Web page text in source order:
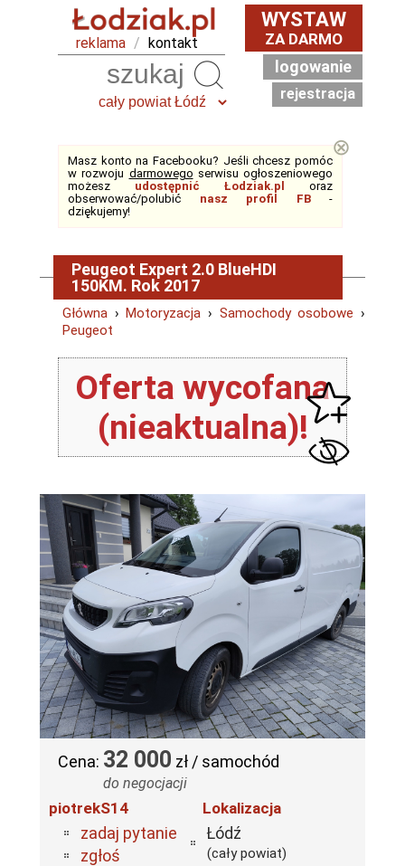
reklama / kontakt
WYSTAW
ZA DARMO
logowanie
rejestracja
Masz konto na Facebooku? Jeśli chcesz pomóc
w rozwoju darmowego serwisu ogłoszeniowego
możesz udostępnić Łodziak.pl
oraz
obserwować/polubić nasz profil FB-
dziękujemy!
⊗
Peugeot Expert 2.0 BlueHDI
150KM. Rok 2017
Główna ›Motoryzacja › Samochody osobowe ›
Peugeot
Oferta wycofana
(nieaktualna)!
Cena: 32 000 zł / samochód
do negocjacji
piotrekS14
zadaj pytanie
zgłoś
Lokalizacja
Łódź
(cały powiat)